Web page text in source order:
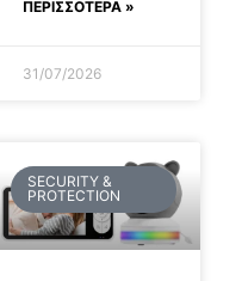
ΠΕΡΙΣΣΟΤΕΡΑ »
31/07/2026
SECURITY &
PROTECTION